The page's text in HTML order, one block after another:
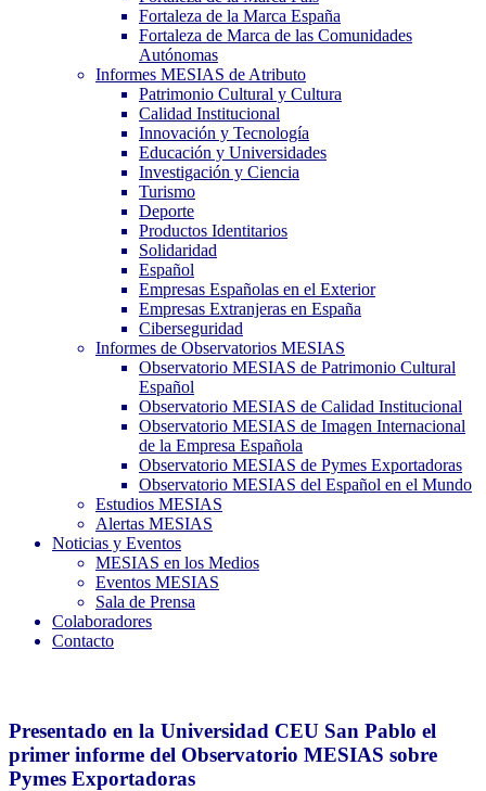
Fortaleza de la Marca España
Fortaleza de Marca de las Comunidades
Autónomas
Informes MESIAS de Atributo
Patrimonio Cultural y Cultura
Calidad Institucional
Innovación y Tecnología
Educación y Universidades
Investigación y Ciencia
Turismo
Deporte
Productos Identitarios
Solidaridad
Español
Empresas Españolas en el Exterior
Empresas Extranjeras en España
Ciberseguridad
Informes de Observatorios MESIAS
Observatorio MESIAS de Patrimonio Cultural
Español
Observatorio MESIAS de Calidad Institucional
Observatorio MESIAS de Imagen Internacional
de la Empresa Española
Observatorio MESIAS de Pymes Exportadoras
Observatorio MESIAS del Español en el Mundo
Estudios MESIAS
Alertas MESIAS
Noticias y Eventos
MESIAS en los Medios
Eventos MESIAS
Sala de Prensa
Colaboradores
Contacto
Presentado en la Universidad CEU San Pablo el
primer informe del Observatorio MESIAS sobre
Pymes Exportadoras